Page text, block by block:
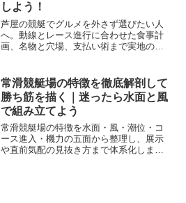
しよう！
芦屋の競艇でグルメを外さず選びたい人
へ。動線とレース進行に合わせた食事計
画、名物と穴場、支払い術まで実地の目
常滑競艇場の特徴を徹底解剖して
勝ち筋を描く｜迷ったら水面と風
で組み立てよう
常滑競艇場の特徴を水面・風・潮位・コ
ース進入・機力の五面から整理し、展示
や直前気配の見抜き方まで体系化しま